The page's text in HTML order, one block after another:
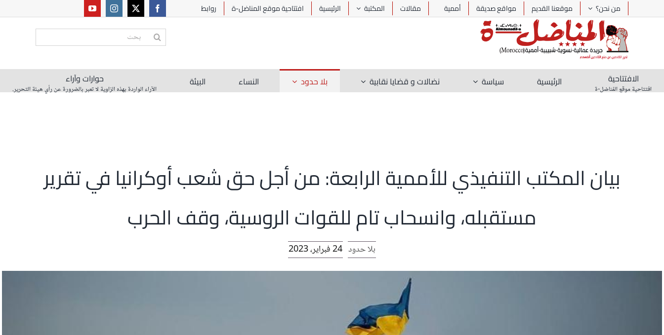
من نحن؟ موقعنا القديم مواقع صديقة أممية مقالات المكتبة الرئيسية افتتاحية موقع المناضل-ة روابط
البحث
الافتتاحية
افتتاحية موقع المُناضل-ة
الرئيسية سياسة نضالات و قضايا نقابية بلا حدود النساء البيئة حوارات وآراء
الآراء الواردة بهذه الزاوية لا تعبر بالضرورة عن رأي هيئة التحرير.
بيان المكتب التنفيذي للأممية الرابعة: من أجل حق شعب أوكرانيا في تقرير
مستقبله، وانسحاب تام للقوات الروسية، وقف الحرب
بلا حدود 24 فبراير، 2023